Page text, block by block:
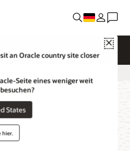
Close
an Oracle country site closer
Seite eines weniger weit
States
hier.